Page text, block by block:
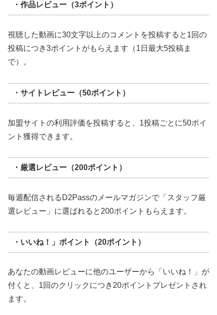
・作品レビュー（3ポイント）
視聴した動画に30文字以上のコメントを投稿すると1回の
投稿につき3ポイントがもらえます（1日最大5投稿ま
で）。
・サイトレビュー（50ポイント）
加盟サイトの利用評価を投稿すると、1投稿ごとに50ポイ
ント獲得できます。
・厳選レビュー（200ポイント）
毎週配信されるD2Passのメールマガジンで「スタッフ厳
選レビュー」に選ばれると200ポイントもらえます。
・いいね！」ポイント（20ポイント）
あなたの動画レビューに他のユーザーから「いいね！」が
付くと、1回のクリックにつき20ポイントプレゼントされ
ます。